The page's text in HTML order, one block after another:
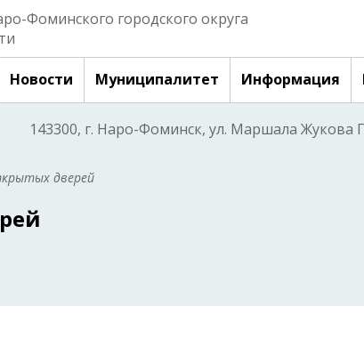
Фоминского городского округа
Новости Муниципалитет Информация
143300, г. Наро-Фоминск, ул. Маршала Жукова
дверей